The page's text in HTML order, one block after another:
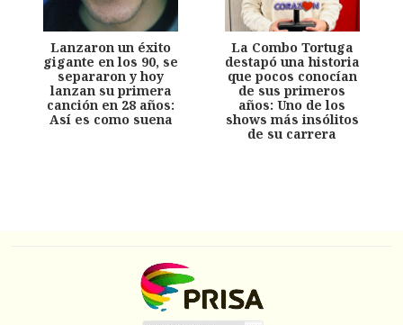
Lanzaron un éxito
gigante en los 90, se
separaron y hoy
lanzan su primera
canción en 28 años:
Así es como suena
La Combo Tortuga
destapó una historia
que pocos conocían
de sus primeros
años: Uno de los
shows más insólitos
de su carrera